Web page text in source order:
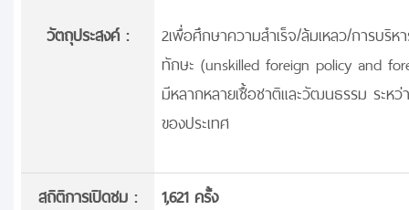
วัตถุประสงค์ :
2เพื่อศึกษาความสำเร็จ/ล้มเหลว/การบริ
ทักษะ (unskilled foreign policy and
มีหลากหลายเชื้อชาติและวัฒนธรรม ระห
ของประเทศ
สถิติการเปิดชม :
1,621 ครั้ง